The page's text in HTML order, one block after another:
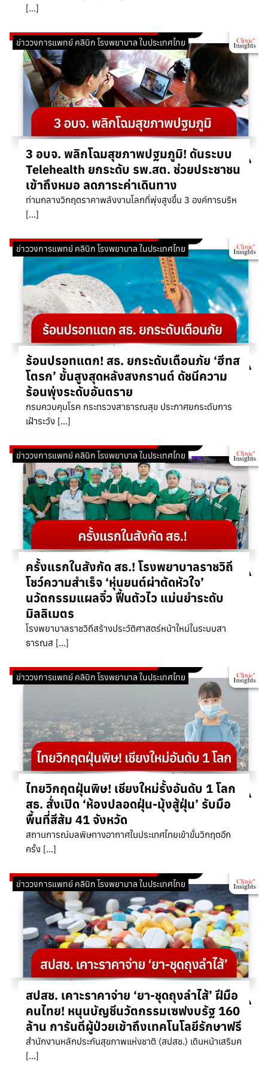
[…]
ข่าววงการแพทย์ คลินิก โรงพยาบาล ในประเทศไทย
3 อบจ. พลิกโฉมสุขภาพปฐมภูมิ! ดันระบบ
Telehealth ยกระดับ รพ.สต. ช่วยประชาชน
เข้าถึงหมอ ลดภาระค่าเดินทาง
ท่ามกลางวิกฤตราคาพลังงานโลกที่พุ่งสูงขึ้น 3 องค์การบริห
[…]
ข่าววงการแพทย์ คลินิก โรงพยาบาล ในประเทศไทย
ร้อนปรอทแตก! สธ. ยกระดับเตือนภัย ‘ฮีทส
โตรก’ ขั้นสูงสุดหลังสงกรานต์ ดัชนีความ
ร้อนพุ่งระดับอันตราย
กรมควบคุมโรค กระทรวงสาธารณสุข ประกาศยกระดับการ
เฝ้าระวัง […]
ข่าววงการแพทย์ คลินิก โรงพยาบาล ในประเทศไทย
ครั้งแรกในสังกัด สธ.! โรงพยาบาลราชวิถี
โชว์ความสำเร็จ ‘หุ่นยนต์ผ่าตัดหัวใจ’
นวัตกรรมแผลจิ๋ว ฟื้นตัวไว แม่นยำระดับ
มิลลิเมตร
โรงพยาบาลราชวิถีสร้างประวัติศาสตร์หน้าใหม่ในระบบสา
ธารณส […]
ข่าววงการแพทย์ คลินิก โรงพยาบาล ในประเทศไทย
ไทยวิกฤตฝุ่นพิษ! เชียงใหม่รั้งอันดับ 1 โลก
สธ. สั่งเปิด ‘ห้องปลอดฝุ่น-มุ้งสู้ฝุ่น’ รับมือ
พื้นที่สีส้ม 41 จังหวัด
สถานการณ์มลพิษทางอากาศในประเทศไทยเข้าขั้นวิกฤตอีก
ครั้ง […]
ข่าววงการแพทย์ คลินิก โรงพยาบาล ในประเทศไทย
สปสช. เคาะราคาจ่าย ‘ยา-ชุดถุงลำไส้’ ฝีมือ
คนไทย! หนุนบัญชีนวัตกรรมเซฟงบรัฐ 160
ล้าน การันตีผู้ป่วยเข้าถึงเทคโนโลยีรักษาฟรี
สำนักงานหลักประกันสุขภาพแห่งชาติ (สปสช.) เดินหน้าเสริมค
[…]